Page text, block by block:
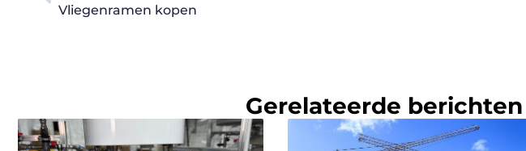
Vliegenramen kopen
Gerelateerde berichten